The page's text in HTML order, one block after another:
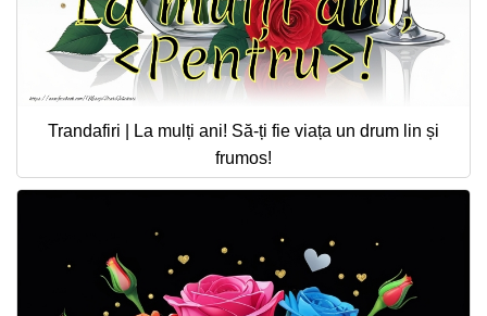
Trandafiri | La mulți ani! Să-ți fie viața un drum lin și
frumos!